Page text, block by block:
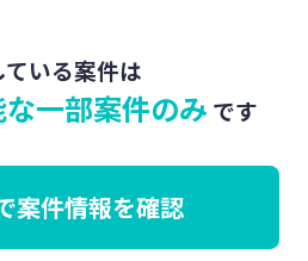
いる案件は
一部案件のみ です
案件情報を確認